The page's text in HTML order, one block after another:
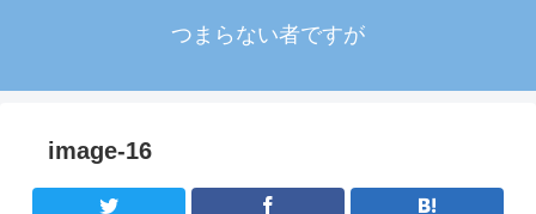
つまらない者ですが
image-16